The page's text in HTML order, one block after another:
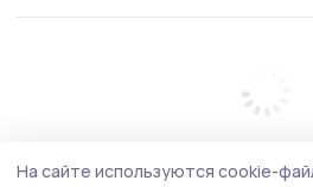
На сайте используются cookie-